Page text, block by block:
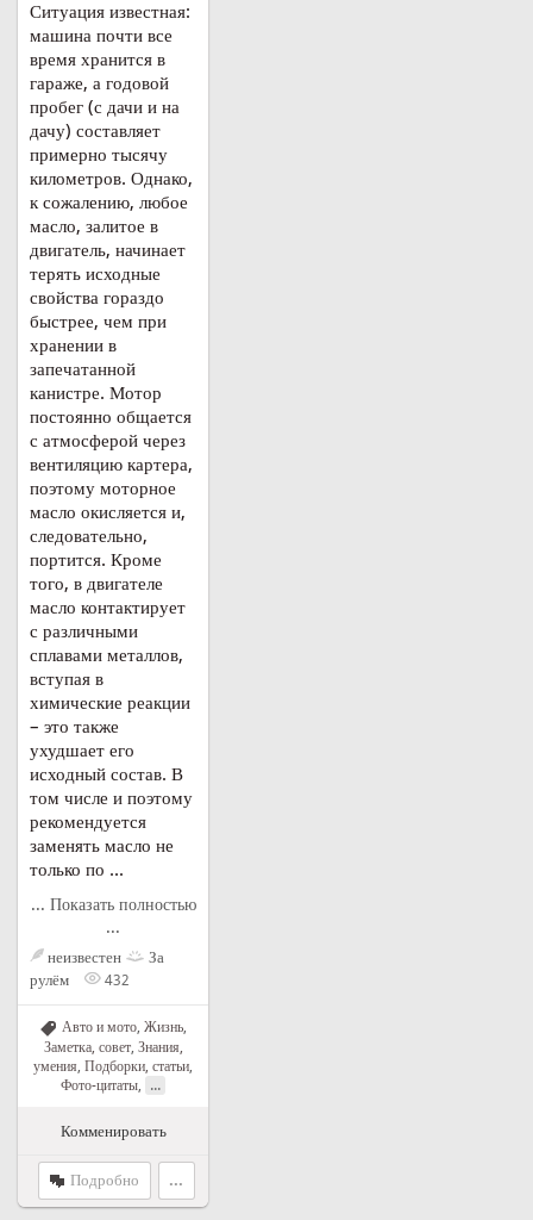
Ситуация известная:
машина почти все
время хранится в
гараже, а годовой
пробег (с дачи и на
дачу) составляет
примерно тысячу
километров. Однако,
к сожалению, любое
масло, залитое в
двигатель, начинает
терять исходные
свойства гораздо
быстрее, чем при
хранении в
запечатанной
канистре. Мотор
постоянно общается
с атмосферой через
вентиляцию картера,
поэтому моторное
масло окисляется и,
следовательно,
портится. Кроме
того, в двигателе
масло контактирует
с различными
сплавами металлов,
вступая в
химические реакции
– это также
ухудшает его
исходный состав. В
том числе и поэтому
рекомендуется
заменять масло не
только по ...
... Показать полностью
...
неизвестен
За
рулём
432
Авто и мото, Жизнь,
Заметка, совет, Знания,
умения, Подборки, статьи,
Фото-цитаты, ...
Комменировать
Подробно ...